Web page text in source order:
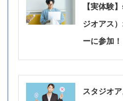
【実体験
ジオアス
ーに参加！
スタジオ